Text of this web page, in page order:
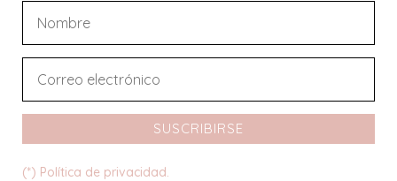
SUSCRIBIRSE
(*) Política de privacidad.